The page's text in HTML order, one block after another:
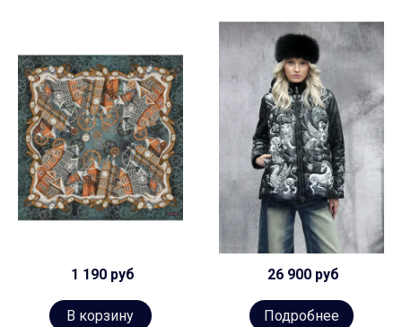
1 190 руб
В корзину
26 900 руб
Подробнее